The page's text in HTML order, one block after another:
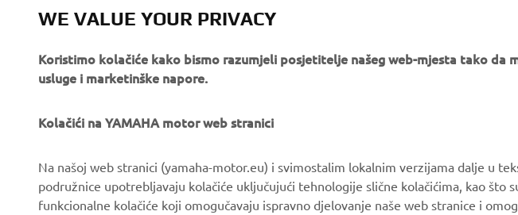
CORPORATE
Events
Press
FOR BUSINESS
Golfcourses
First responders
MORE YAMAHA
Yamaha Racing
Yamaha Motor Global
WE VALUE YOUR PRIVACY
Koristimo kolačiće kako bismo razumjeli posjetitelje našeg web-mjesta tako da
usluge i marketinške napore.
Kolačići na YAMAHA motor web stranici
Na našoj web stranici (yamaha-motor.eu) i svimostalim lokalnim verzijama dalje u
podružnice upotrebljavaju kolačiće uključujući tehnologije slične kolačićima, kao što
funkcionalne kolačiće koji omogučavaju ispravno djelovanje naše web stranice i